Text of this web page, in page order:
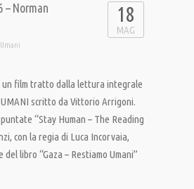
– Norman
18
MAG
un film tratto dalla lettura integrale
UMANI scritto da Vittorio Arrigoni.
“Stay Human – The Reading
con la regia di Luca Incorvaia,
libro “Gaza – Restiamo Umani”